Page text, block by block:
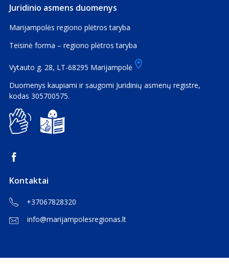
Juridinio asmens duomenys
Marijampolės regiono plėtros taryba
Teisinė forma – regiono plėtros taryba
Vytauto g. 28, LT-68295 Marijampolė
Duomenys kaupiami ir saugomi Juridinių asmenų registre,
kodas 305700575.
Kontaktai
+37067828320
info@marijampolesregionas.lt